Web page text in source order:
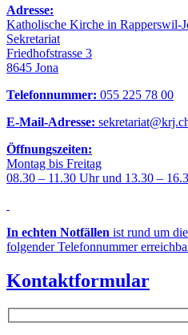
Adresse:
Katholische Kirche in Rapperswil-
Sekretariat
Friedhofstrasse 3
8645 Jona
Telefonnummer: 055 225 78 00
E-Mail-Adresse:
Öffnungszeiten:
Montag bis Freitag
08.30 – 11.30 Uhr und 13.30 –
In echten Notfällen ist rund um
folgender Telefonnummer
Kontaktformular